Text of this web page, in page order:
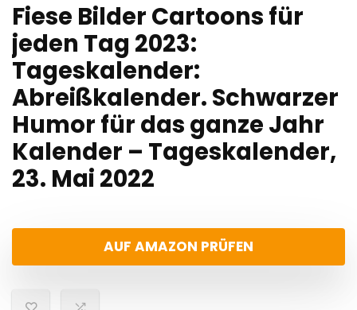
Fiese Bilder Cartoons für
jeden Tag 2023:
Tageskalender:
Abreißkalender. Schwarzer
Humor für das ganze Jahr
Kalender – Tageskalender,
23. Mai 2022
AUF AMAZON PRÜFEN